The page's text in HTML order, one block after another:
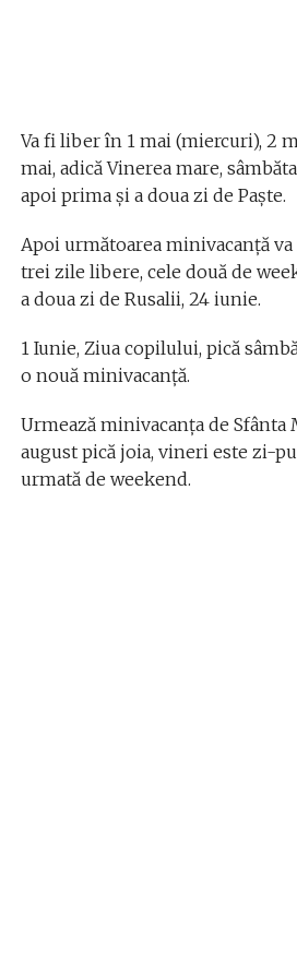
Va fi liber în 1 mai (miercuri), 2
mai, adică Vinerea mare,
apoi prima și a doua zi de Paște.
Apoi următoarea minivacanță
trei zile libere, cele două de
a doua zi de Rusalii, 24 iunie.
1 Iunie, Ziua copilului, pică
o nouă minivacanță.
Urmează minivacanța de Sfânta
august pică joia, vineri este zi-
urmată de weekend.